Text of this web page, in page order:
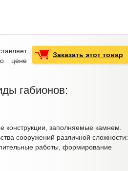
Заказать этот товар
цене
габионов:
конструкции, заполняемые камнем.
сооружений различной сложности:
работы, формирование